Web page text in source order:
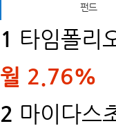
펀드
1 타임폴리
월 2.76%
2 마이다스